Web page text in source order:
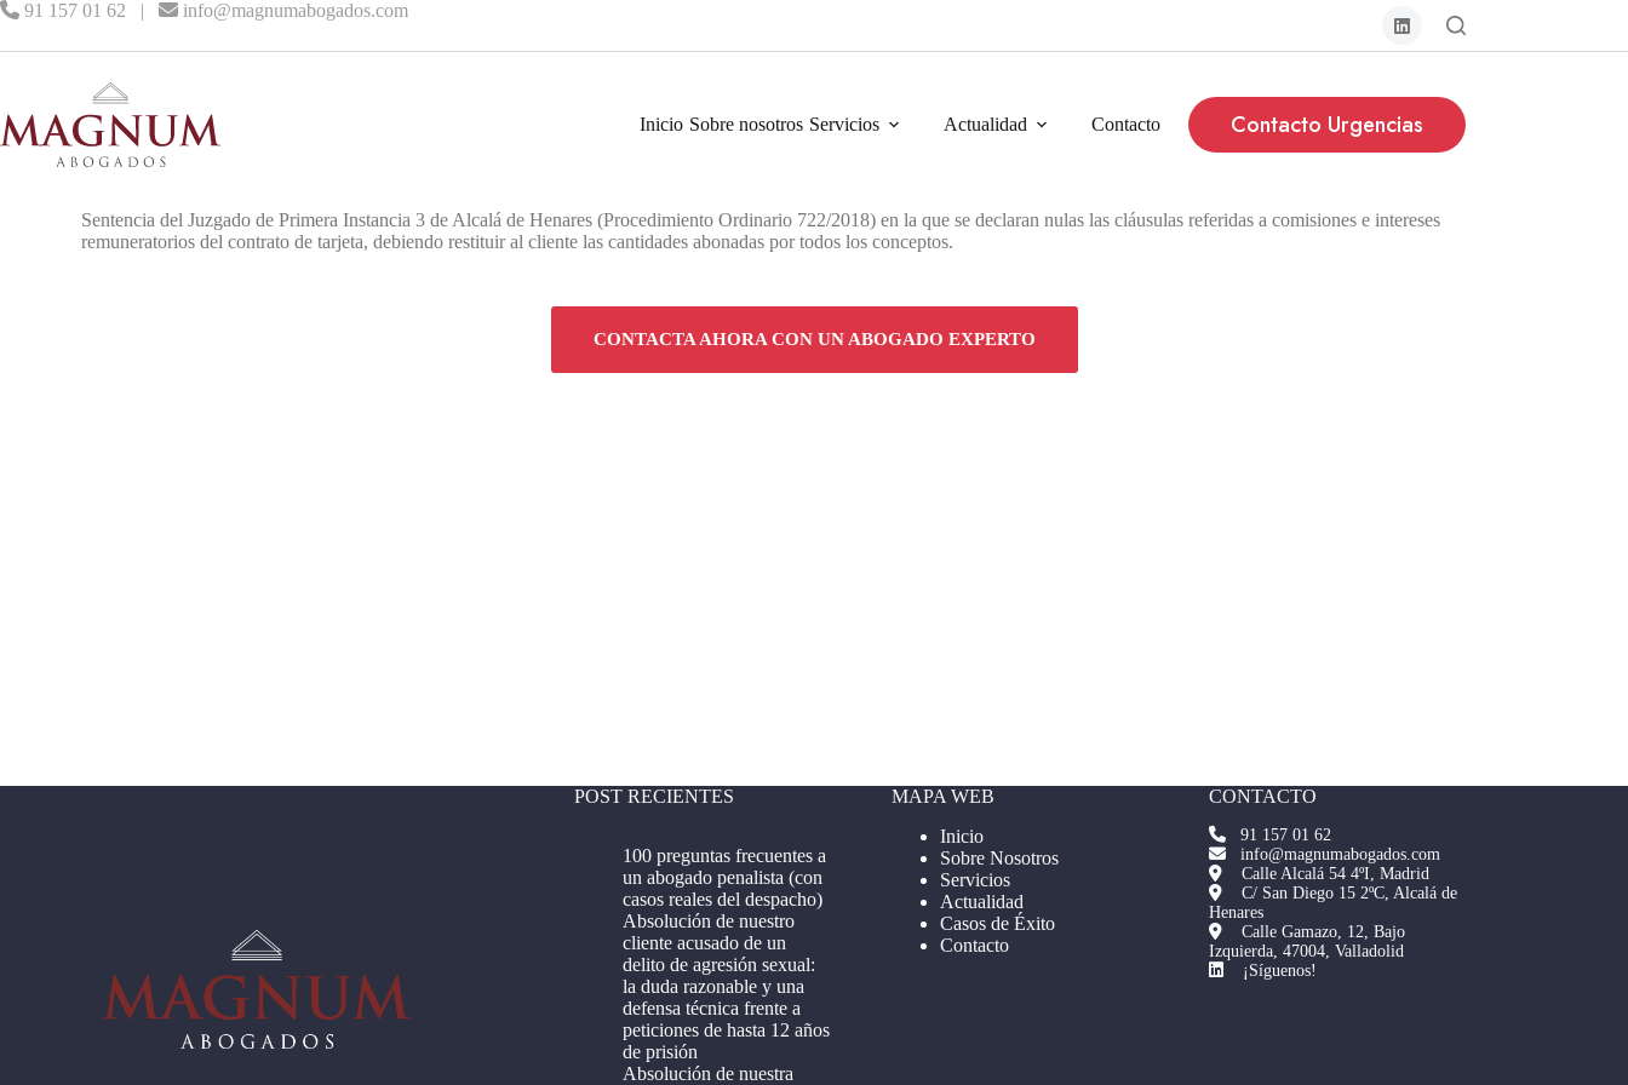
91 157 01 62 | info@magnumabogados.com
Inicio Sobre nosotros Servicios Actualidad Contacto Contacto Urgencias
Sentencia del Juzgado de Primera Instancia 3 de Alcalá de Henares (Procedimiento Ordinario 722/2018) en la que se declaran nulas las cláusulas referidas a comisiones e intereses
remuneratorios del contrato de tarjeta, debiendo restituir al cliente las cantidades abonadas por todos los conceptos.
CONTACTA AHORA CON UN ABOGADO EXPERTO
POST RECIENTES
100 preguntas frecuentes a
un abogado penalista (con
casos reales del despacho)
Absolución de nuestro
cliente acusado de un
delito de agresión sexual:
la duda razonable y una
defensa técnica frente a
peticiones de hasta 12 años
de prisión
Absolución de nuestra
MAPA WEB
Inicio
Sobre Nosotros
Servicios
Actualidad
Casos de Éxito
Contacto
CONTACTO
91 157 01 62
info@magnumabogados.com
Calle Alcalá 54 4ºI, Madrid
C/ San Diego 15 2ºC, Alcalá de
Henares
Calle Gamazo, 12, Bajo
Izquierda, 47004, Valladolid
¡Síguenos!